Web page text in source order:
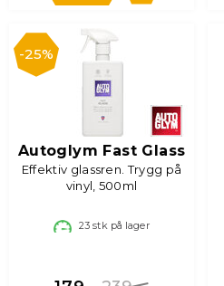
25%
Autoglym Fast Glass
Effektiv glassren. Trygg på
vinyl, 500ml
23 stk på lager